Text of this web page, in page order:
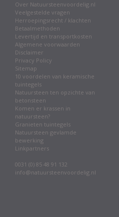
Over Natuursteenvoordelig.nl
Veelgestelde vragen
Herroepingsrecht / klachten
Betaalmethoden
Levertijd en transportkosten
Algemene voorwaarden
Disclaimer
Privacy Policy
Sitemap
10 voordelen van keramische
tuintegels
Natuursteen ten opzichte van
betonsteen
Komen er krassen in
natuursteen?
Granieten tuintegels
Natuursteen gevlamde
bewerking
Linkpartners
0031 (0) 85 48 91 132
info@natuursteenvoordelig.nl